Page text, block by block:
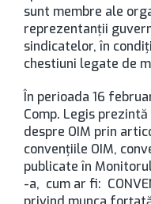
sunt membre ale
reprezentanţii
sindicatelor, în
chestiuni legate de
În perioada 16
Comp. Legis
despre OIM prin
convenţiile OIM,
publicate în
-a, cum ar fi: